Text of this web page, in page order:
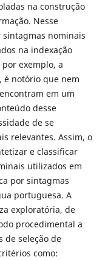
na construção
Nesse
nominais
na indexação
exemplo, a
é notório que nem
em um
desse
de se
relevantes. Assim, o
e classificar
utilizados em
por sintagmas
portuguesa. A
exploratória, de
procedimental a
de seleção de
como: